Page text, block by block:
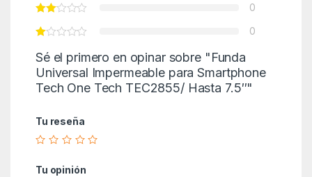
0
0
Sé el primero en opinar sobre "Funda
Universal Impermeable para Smartphone
Tech One Tech TEC2855/ Hasta 7.5″"
Tu reseña
Tu opinión